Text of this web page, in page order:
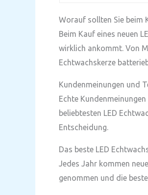
Worauf sollten Sie beim
Beim Kauf eines neuen
wirklich ankommt. Von
Echtwachskerze
Kundenmeinungen und
Echte
beliebtesten LED
Entscheidung.
Das beste LED
Jedes Jahr kommen
genommen und die